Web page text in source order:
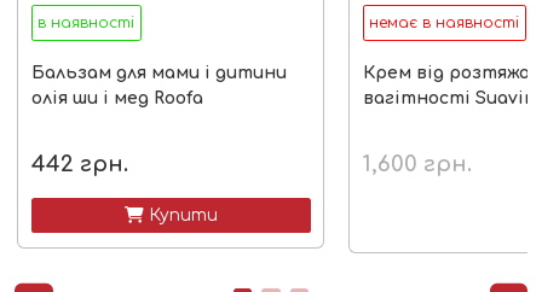
в наявності
Бальзам для мами і дитини
олія ши і мед Roofa
442 грн.
 Купити
немає в наявності
Крем від розтяжок
вагітності
1,600 грн.